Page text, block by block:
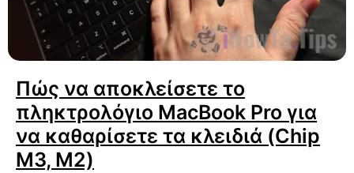
Πώς να αποκλείσετε το
πληκτρολόγιο MacBook Pro για
να καθαρίσετε τα κλειδιά (Chip
M3, M2)